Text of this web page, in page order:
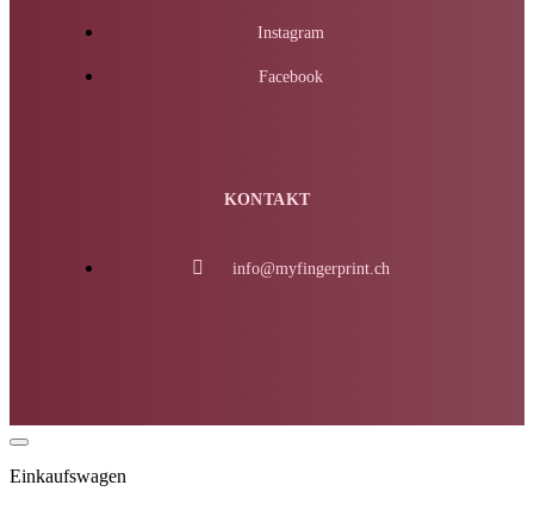
Instagram
Facebook
KONTAKT
info@myfingerprint.ch
Einkaufswagen